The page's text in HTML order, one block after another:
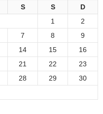
S S
D
1
2
7 8
9
14 15
16
21 22
23
28 29
30